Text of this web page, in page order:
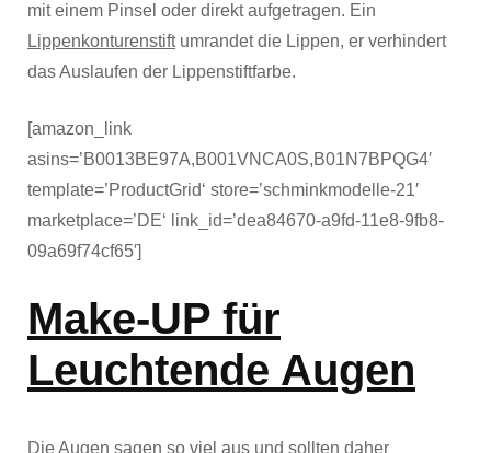
mit einem Pinsel oder direkt aufgetragen. Ein
Lippenkonturenstiftumrandet die Lippen, er verhindert
das Auslaufen der Lippenstiftfarbe.
[amazon_link
asins=’B0013BE97A,B001VNCA0S,B01N7BPQG4′
template=’ProductGrid‘ store=’schminkmodelle-21′
marketplace=’DE‘ link_id=’dea84670-a9fd-11e8-9fb8-
09a69f74cf65′]
Make-UP für
Leuchtende Augen
Die Augen sagen so viel aus und sollten daher